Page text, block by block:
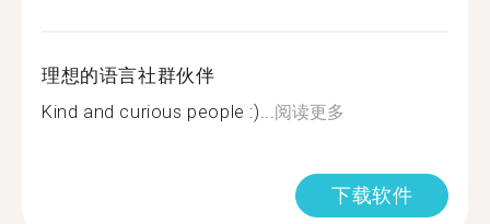
理想的语言社群伙伴
Kind and curious people :)...阅读更多
下载软件